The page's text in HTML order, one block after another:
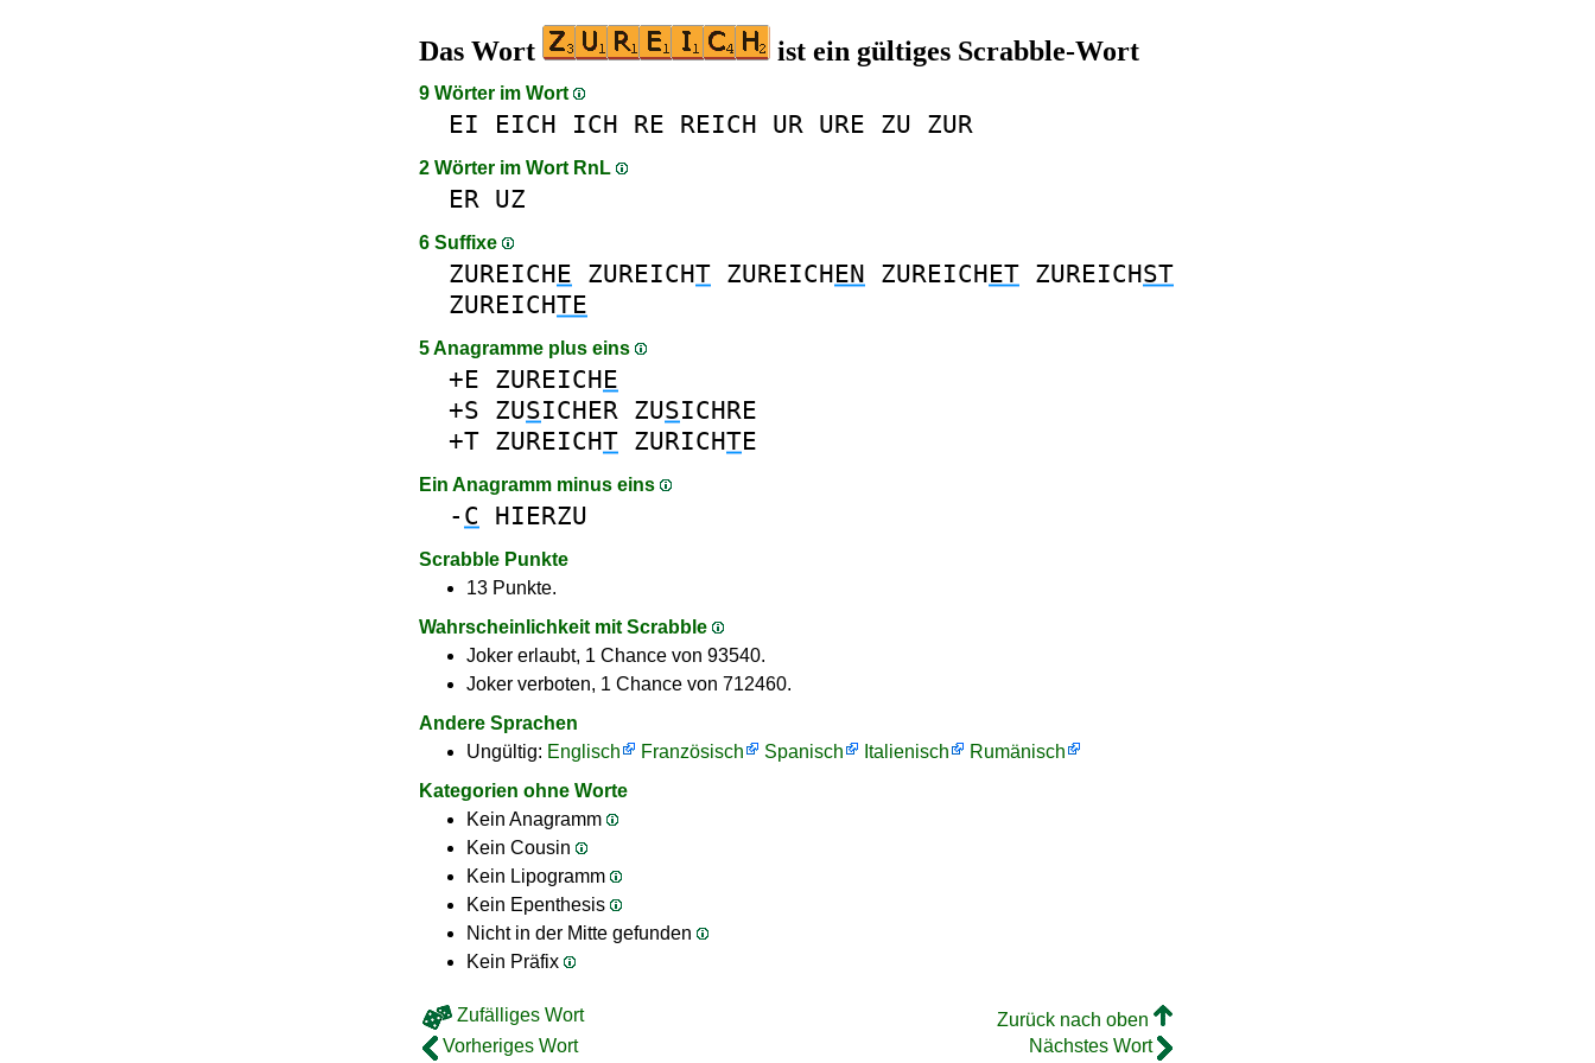
Das Wort ist ein gültiges Scrabble-Wort
9 Wörter im Wort
EI EICH ICH RE REICH UR URE ZU ZUR
2 Wörter im Wort RnL
ER UZ
6 Suffixe
ZUREICHE ZUREICHT ZUREICHEN ZUREICHET ZUREICHST
ZUREICHTE
5 Anagramme plus eins
+E ZUREICHE
+S ZUSICHER ZUSICHRE
+T ZUREICHT ZURICHTE
Ein Anagramm minus eins
- C HIERZU
Scrabble Punkte
13 Punkte.
Wahrscheinlichkeit mit Scrabble
Joker erlaubt, 1 Chance von 93540.
Joker verboten, 1 Chance von 712460.
Andere Sprachen
Ungültig: Englisch Französisch Spanisch Italienisch
Rumänisch
Kategorien ohne Worte
Kein Anagramm
Kein Cousin
Kein Lipogramm
Kein Epenthesis
Nicht in der Mitte gefunden
Kein Präfix
Zufälliges Wort
Zurück nach oben
Vorheriges Wort
Nächstes Wort